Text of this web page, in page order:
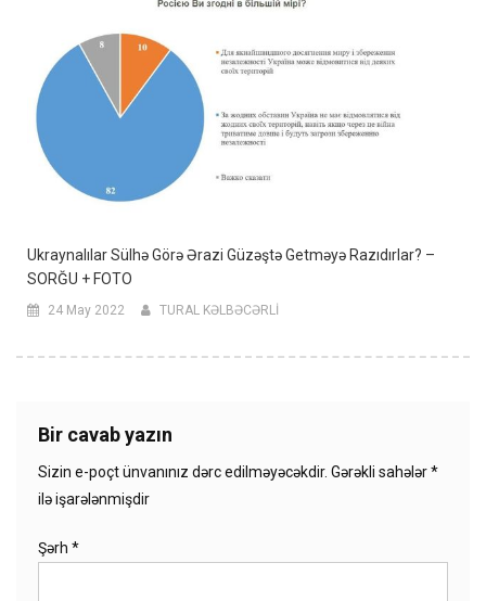
Ukraynalılar Sülhə Görə Ərazi Güzəştə Getməyə Razıdırlar? –
SORĞU + FOTO
24 May 2022 TURAL KƏLBƏCƏRLİ
Bir cavab yazın
Sizin e-poçt ünvanınız dərc edilməyəcəkdir. Gərəkli sahələr*
ilə işarələnmişdir
Şərh *